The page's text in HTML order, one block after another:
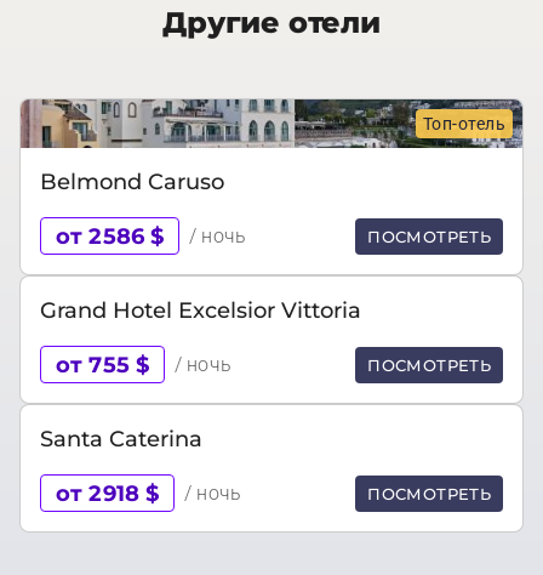
Другие отели
Топ-отель
Belmond Caruso
от 2586 $ / ночь ПОСМОТРЕТЬ
Grand Hotel Excelsior Vittoria
от 755 $ / ночь ПОСМОТРЕТЬ
Santa Caterina
от 2918 $ / ночь ПОСМОТРЕТЬ